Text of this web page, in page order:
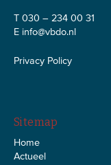
T 030 – 234 00 31
E info@vbdo.nl
Privacy Policy
Sitemap
Home
Actueel